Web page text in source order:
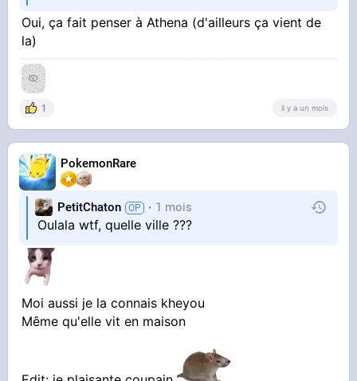
Oui, ça fait penser à Athena (d'ailleurs ça vient de
la)
1 il y a un mois
PokemonRare
PetitChaton 1 mois
Oulala wtf, quelle ville ???
Moi aussi je la connais kheyou
Même qu'elle vit en maison